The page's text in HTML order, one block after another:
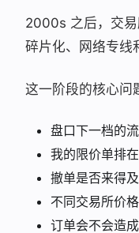
2000s 之后，交
碎片化、网络专线
这一阶段的核心问
盘口下一档的
我的限价单排
撤单是否来得及
不同交易所价
订单会不会造